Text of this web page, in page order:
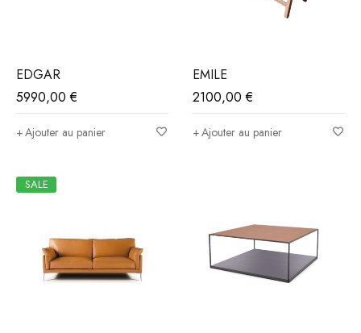
EDGAR
5990,00€
Ajouter au panier
EMILE
2100,00€
Ajouter au panier
SALE